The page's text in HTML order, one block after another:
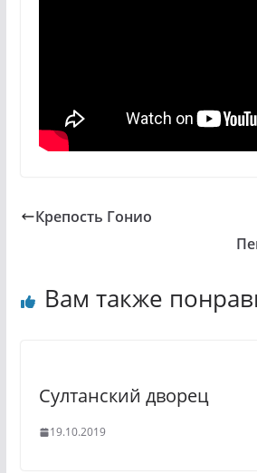
Крепость Гонио
Вам также
Султанский дворец
19.10.2019